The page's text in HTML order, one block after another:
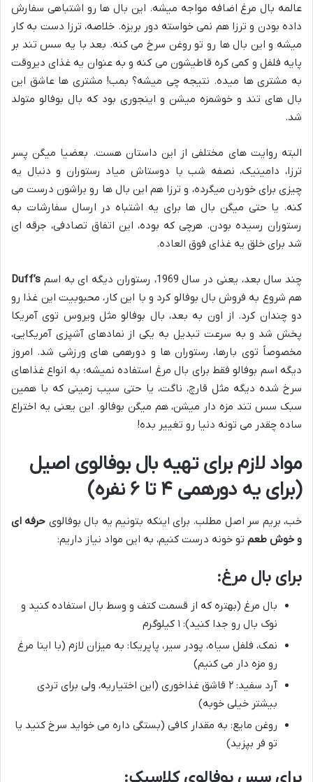
عالمه بال مرغ اضافه مواجه میشه. این بال ها رو اشتباهی سفارش
داده بودن و ترزا هم نمی خواسته دور بریزه. خلاصه، ترزا دست به کار
میشه و این بال ها رو تو روغن سرخ می کنه. بعد با یه سس تند بر
پایه فلفل و کمی کره قاطیشون می کنه و به عنوان یه غذای دیروقت
به مشتری ها میده. نتیجه چی میشه؟ بمب! مشتری ها عاشق این
بال های تند و خوشمزه میشن و اینجوری بود که بال بوفالو متولد
شد.
البته روایت های مختلفی از این داستان هست. بعضیا میگن پسر
ترزا، دامینیک، نصفه شب با دوستاش میاد رستوران و دنبال یه
چیزی برای خوردن میگرده، و ترزا هم این بال ها رو براشون درست می
کنه. یا حتی میگن بال ها برای یه اشتباه در ارسال سفارشات به
رستوران رسیده بودن. هرچی که بوده، این اتفاق تصادفی، جرقه ای
شد برای خلق یه غذای فوق العاده.
چند سال بعد، یعنی در سال 1969، رستوران دیگه ای به اسم
Duff’s
هم شروع به فروش بال بوفالو کرد و با این کار، محبوبیت این غذا رو
دو چندان کرد. از اون به بعد، بال بوفالو مثل ویروس توی آمریکا
پخش شد و به سرعت تبدیل به یکی از نمادهای آشپزی آمریکایی،
مخصوصاً توی بارها، رستوران ها و دورهمی های ورزشی شد. امروز
دیگه اسم بوفالو فقط برای بال مرغ استفاده نمیشه؛ به انواع غذاهای
سرخ شده دیگه مثل قارچ، ناگت، یا حتی سیب زمینی که با همین
سبک سس تند مزه دار میشن، هم میگن بوفالو. این یعنی یه اختراع
ساده چقدر می تونه دنیا رو تغییر بده!
مواد لازم برای تهیه بال بوفالوی اصیل
(برای یه دورهمی ۴ تا ۶ نفره)
خب، بریم سر اصل مطلب. برای اینکه بتونیم یه بال بوفالوی حرفه ای
و خوش طعم تو خونه درست کنیم، به این مواد نیاز داریم:
برای بال مرغ:
بال مرغ (بهتره که از قسمت کتف و وسط بال استفاده کنید و
نوک بال رو جدا کنید): ۱ کیلوگرم
نمک، فلفل سیاه، پودر سیر، پاپریکا: به میزان لازم (با اینا مرغ
رو مزه دار می کنیم)
آرد سفید: ۲ قاشق غذاخوری (این اختیاریه، ولی برای تردی
بیشتر خیلی خوبه)
روغن مایع: به مقدار کافی (بستگی داره می خواید سرخ کنید یا
تو فر بپزید)
برای سس بوفالوی کلاسیک: